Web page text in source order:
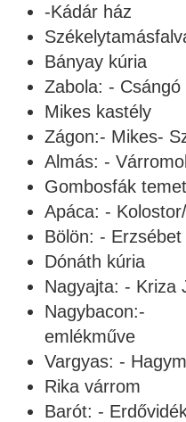
-Kádár ház
Bányay kúria
Zabola: -
Mikes kastély
Zágon:- Mikes-
Almás: -
Gombosfák
Apáca: -
Bölön: -
Dónáth kúria
Nagyajta: - Kriza
Nagybacon:-
emlékműve
Vargyas: -
Rika várrom
Barót: -